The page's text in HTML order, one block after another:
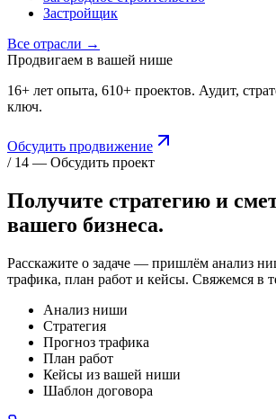
Застройщик
Все отрасли →
Продвигаем в вашей нише
16+ лет опыта, 610+ проектов. Аудит,
ключ.
Обсудить продвижение
/ 14 — Обсудить проект
Получите стратегию и
вашего бизнеса.
Расскажите о задаче — пришлём анализ
трафика, план работ и кейсы. Свяжемся в
Анализ ниши
Стратегия
Прогноз трафика
План работ
Кейсы из вашей ниши
Шаблон договора